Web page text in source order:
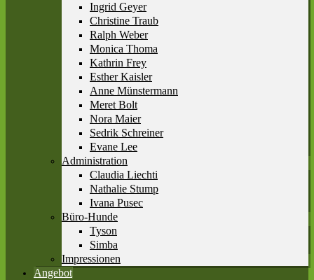
Ingrid Geyer
Christine Traub
Ralph Weber
Monica Thoma
Kathrin Frey
Esther Kaisler
Anne Münstermann
Meret Bolt
Nora Maier
Sedrik Schreiner
Evane Lee
Administration
Claudia Liechti
Nathalie Stump
Ivana Pusec
Büro-Hunde
Tyson
Simba
Impressionen
Angebot